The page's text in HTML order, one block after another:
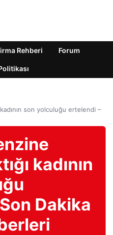
Rehberi Forum
son yolculuğu ertelendi –
kadının
Dakika